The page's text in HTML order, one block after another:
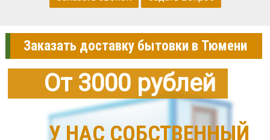
Заказать доставку бытовки в Тюмени
От 3000 рублей
У НАС СОБСТВЕННЫЙ